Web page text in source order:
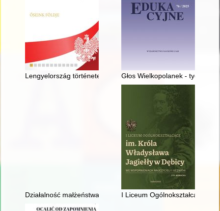
Lengyelország története 1202-ig : Őseink földje
Głos Wielkopolanek - tygodnik
Działalność małżeństwa Biedrawów na rzecz Mazurów
I Liceum Ogólnokształcące im.